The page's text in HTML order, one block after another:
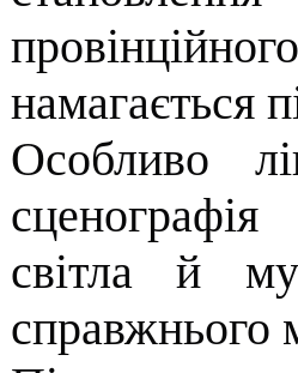
намагається
Особливо
світла й
справжнього